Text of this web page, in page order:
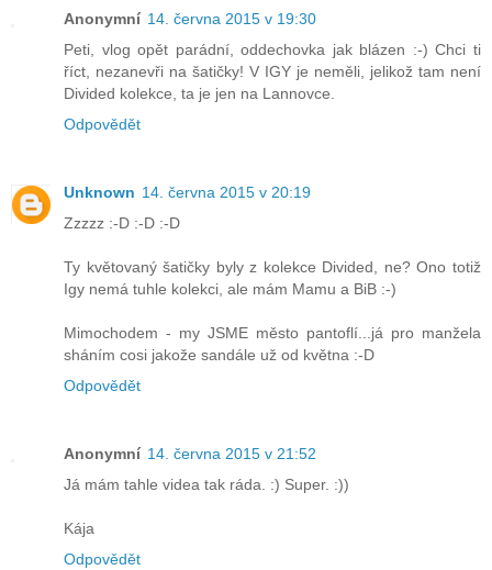
Anonymní 14. června 2015 v 19:30
Peti, vlog opět parádní, oddechovka jak blázen :-) Chci ti
říct, nezanevři na šatičky! V IGY je neměli, jelikož tam není
Divided kolekce, ta je jen na Lannovce.
Odpovědět
Unknown 14. června 2015 v 20:19
Zzzzz :-D :-D :-D
Ty květovaný šatičky byly z kolekce Divided, ne? Ono totiž
Igy nemá tuhle kolekci, ale mám Mamu a BiB :-)
Mimochodem - my JSME město pantoflí...já pro manžela
sháním cosi jakože sandále už od května :-D
Odpovědět
Anonymní 14. června 2015 v 21:52
Já mám tahle videa tak ráda. :) Super. :))
Kája
Odpovědět